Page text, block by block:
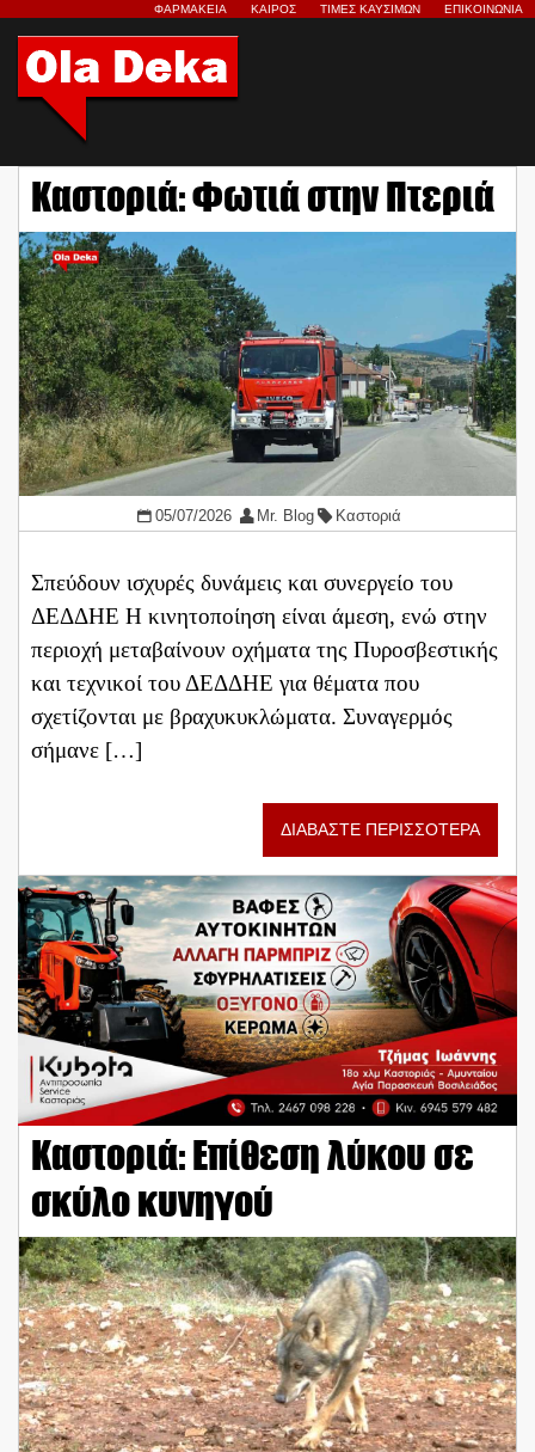
ΦΑΡΜΑΚΕΙΑ ΚΑΙΡΟΣ ΤΙΜΕΣ ΚΑΥΣΙΜΩΝ ΕΠΙΚΟΙΝΩΝΙΑ
Καστοριά: Φωτιά στην Πτεριά
05/07/2026 Mr. Blog Καστοριά
Σπεύδουν ισχυρές δυνάμεις και συνεργείο του
ΔΕΔΔΗΕ Η κινητοποίηση είναι άμεση, ενώ στην
περιοχή μεταβαίνουν οχήματα της Πυροσβεστικής
και τεχνικοί του ΔΕΔΔΗΕ για θέματα που
σχετίζονται με βραχυκυκλώματα. Συναγερμός
σήμανε […]
ΔΙΑΒΑΣΤΕ ΠΕΡΙΣΣΟΤΕΡΑ
Καστοριά: Επίθεση λύκου σε
σκύλο κυνηγού